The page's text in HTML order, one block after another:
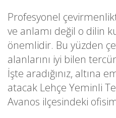
Profesyonel
ve anlamı değil o dilin
önemlidir. Bu yüzden
alanlarını iyi bilen
İşte aradığınız, altına
atacak Lehçe Yeminli
Avanos ilçesindeki